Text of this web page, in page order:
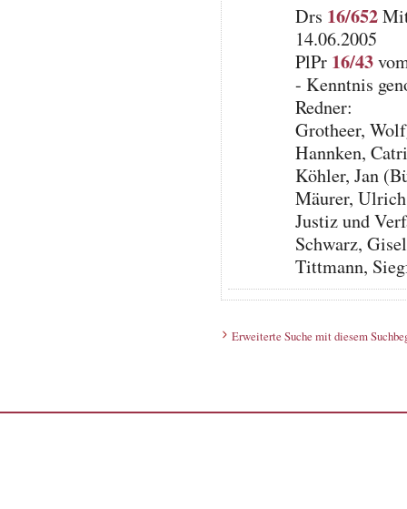
Drs 16/652
14.06.2005
PlPr 16/43
- Kenntnis
Redner:
Grotheer,
Hannken,
Köhler, Jan
Mäurer,
Justiz und
Schwarz,
Tittmann,
Erweiterte Suche mit diesem